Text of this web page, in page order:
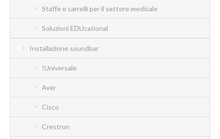
Staffe e carrelli per il settore medicale
Soluzioni EDUcational
Installazione soundbar
!Universale
Aver
Cisco
Crestron